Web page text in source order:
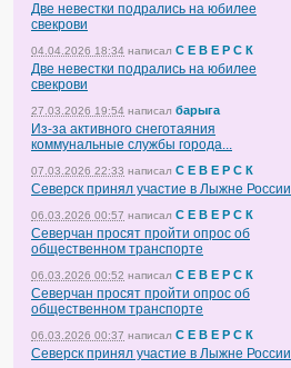
Две невестки подрались на юбилее
свекрови
04.04.2026 18:34 написал С Е В Е Р С К
Две невестки подрались на юбилее
свекрови
27.03.2026 19:54 написал барыга
Из-за активного снеготаяния
коммунальные службы города...
07.03.2026 22:33 написал С Е В Е Р С К
Северск принял участие в Лыжне России
06.03.2026 00:57 написал С Е В Е Р С К
Северчан просят пройти опрос об
общественном транспорте
06.03.2026 00:52 написал С Е В Е Р С К
Северчан просят пройти опрос об
общественном транспорте
06.03.2026 00:37 написал С Е В Е Р С К
Северск принял участие в Лыжне России